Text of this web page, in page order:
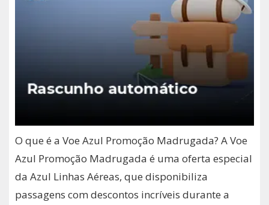
O que é a Voe Azul Promoção Madrugada? A Voe
Azul Promoção Madrugada é uma oferta especial
da Azul Linhas Aéreas, que disponibiliza
passagens com descontos incríveis durante a